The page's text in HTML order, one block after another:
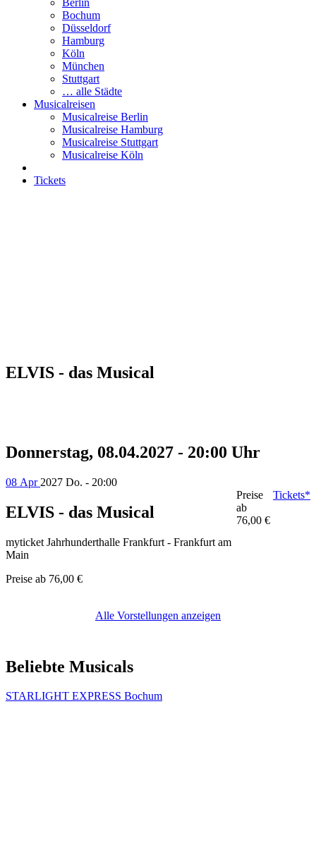
Berlin
Bochum
Düsseldorf
Hamburg
Köln
München
Stuttgart
… alle Städte
Musicalreisen
Musicalreise Berlin
Musicalreise Hamburg
Musicalreise Stuttgart
Musicalreise Köln
Tickets
ELVIS - das Musical
Donnerstag, 08.04.2027 - 20:00 Uhr
08 Apr 2027 Do. - 20:00
ELVIS - das Musical
myticket Jahrhunderthalle Frankfurt - Frankfurt am
Main
Preise ab 76,00 €
Preise
ab
76,00 €
Tickets*
Alle Vorstellungen anzeigen
Beliebte Musicals
STARLIGHT EXPRESS Bochum